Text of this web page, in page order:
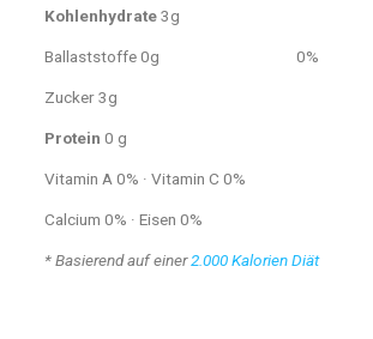
Kohlenhydrate3g
Ballaststoffe 0g 0%
Zucker 3g
Protein 0 g
Vitamin A 0% · Vitamin C 0%
Calcium 0% · Eisen 0%
* Basierend auf einer2.000 Kalorien Diät